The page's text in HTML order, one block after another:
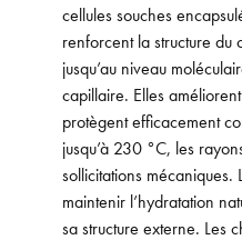
cellules souches
renforcent la structure du
jusqu’au niveau
capillaire. Elles
protègent efficacement
jusqu’à 230 °C, les
sollicitations mécaniques.
maintenir l’hydratation
sa structure externe. Les